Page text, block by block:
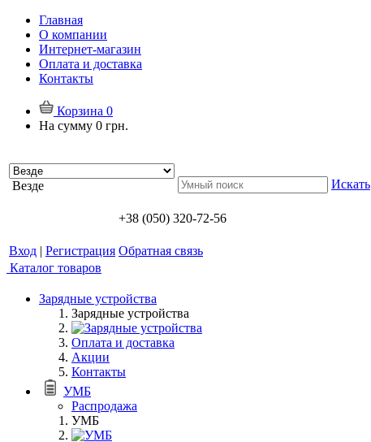
Главная
О компании
Интернет-магазин
Оплата и доставка
Контакты
Корзина 0
На сумму 0 грн.
Везде Искать
+38 (050) 320-72-56
Вход | Регистрация Обратная связь
Каталог товаров
Зарядные устройства
Зарядные устройства
Оплата и доставка
Акции
Контакты
УМБ
Распродажа
УМБ